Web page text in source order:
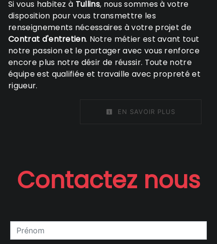
Si vous habitez à Tullins, nous sommes à votre
disposition pour vous transmettre les
renseignements nécessaires à votre projet de
Contrat d'entretien. Notre métier est avant tout
notre passion et le partager avec vous renforce
encore plus notre désir de réussir. Toute notre
équipe est qualifiée et travaille avec propreté et
rigueur.
EN SAVOIR PLUS
Contactez nous